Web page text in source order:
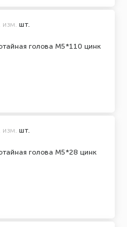
голова М5*110 цинк
изм. шт.
голова М5*28 цинк
изм. шт.